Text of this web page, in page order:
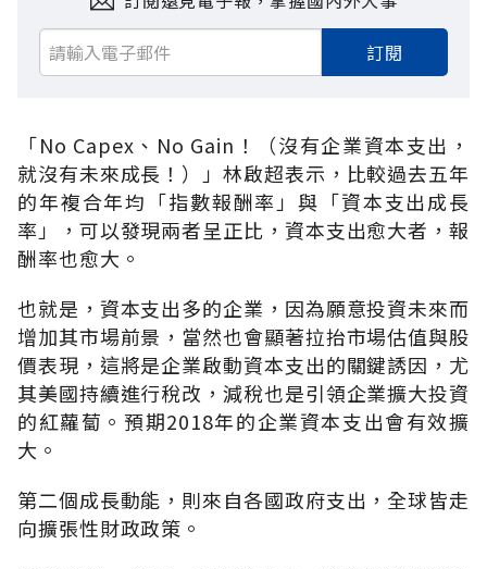
訂閱
「No Capex、No Gain！（沒有企業資本支出，
就沒有未來成長！）」林啟超表示，比較過去五年
的年複合年均「指數報酬率」與「資本支出成長
率」，可以發現兩者呈正比，資本支出愈大者，報
酬率也愈大。
也就是，資本支出多的企業，因為願意投資未來而
增加其市場前景，當然也會顯著拉抬市場估值與股
價表現，這將是企業啟動資本支出的關鍵誘因，尤
其美國持續進行稅改，減稅也是引領企業擴大投資
的紅蘿蔔。預期2018年的企業資本支出會有效擴
大。
第二個成長動能，則來自各國政府支出，全球皆走
向擴張性財政政策。